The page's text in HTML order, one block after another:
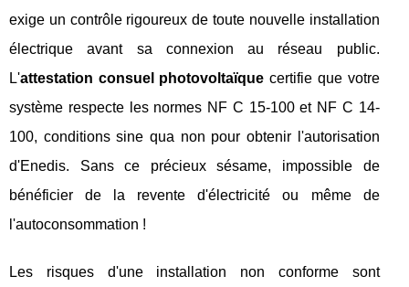
exige un contrôle rigoureux de toute nouvelle installation
électrique avant sa connexion au réseau public.
L'attestation consuel photovoltaïque certifie que votre
système respecte les normes NF C 15-100 et NF C 14-
100, conditions sine qua non pour obtenir l'autorisation
d'Enedis. Sans ce précieux sésame, impossible de
bénéficier de la revente d'électricité ou même de
l'autoconsommation !
Les risques d'une installation non conforme sont